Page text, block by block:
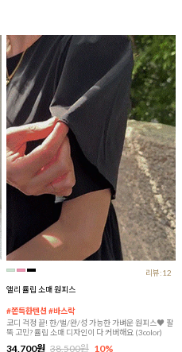
리뷰:12
앨리 튤립 소매 원피스
#쫀득한텐션 #바스락
코디 걱정 끝! 한/벌/완/성 가능한 가벼운 원피스♥ 팔
뚝 고민? 튤립 소매 디자인이 다 커버해요 (3color)
34,700원 38,500원 10%